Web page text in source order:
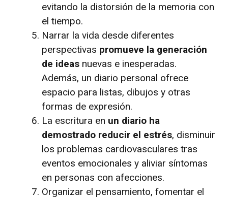
evitando la distorsión de la memoria con
el tiempo.
Narrar la vida desde diferentes
perspectivas promueve la generación
de ideas nuevas e inesperadas.
Además, un diario personal ofrece
espacio para listas, dibujos y otras
formas de expresión.
La escritura en un diario ha
demostrado reducir el estrés, disminuir
los problemas cardiovasculares tras
eventos emocionales y aliviar síntomas
en personas con afecciones.
Organizar el pensamiento, fomentar el